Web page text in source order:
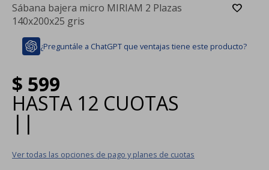
Sábana bajera micro MIRIAM 2 Plazas
140x200x25 gris
¿Preguntále a ChatGPT que ventajas tiene este producto?
$ 599
HASTA 12 CUOTAS
| |
Ver todas las opciones de pago y planes de cuotas